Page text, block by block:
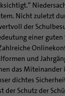
Nicht zuletzt
der
einer
und
das
dichtes
der Schutz der